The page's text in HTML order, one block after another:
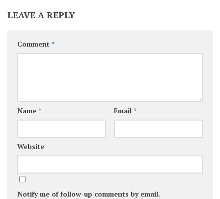
LEAVE A REPLY
Comment *
Name * Email *
Website
Notify me of follow-up comments by email.